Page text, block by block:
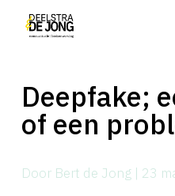
Skip
content
Deepfake;
of een
Door Bert de Jong | 23